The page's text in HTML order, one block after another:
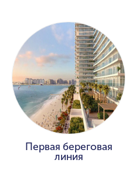
Первая береговая
линия